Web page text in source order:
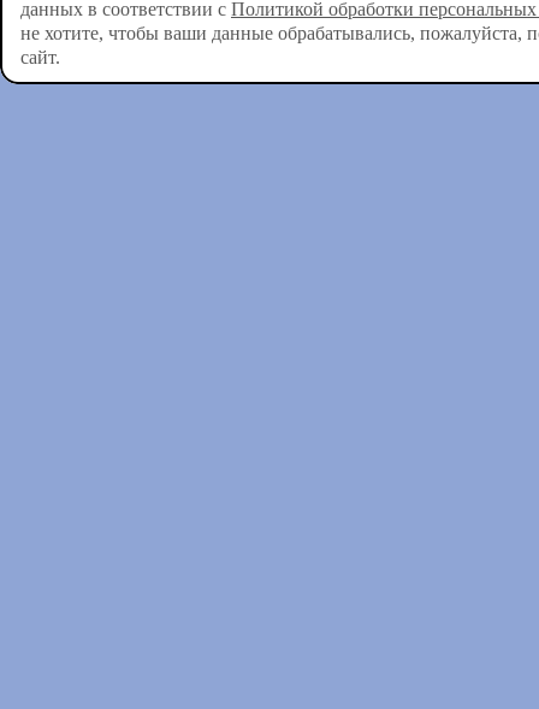
данных в соответствии с Политикой обработки
не хотите, чтобы ваши данные обрабатывались, пожалуйста,
сайт.